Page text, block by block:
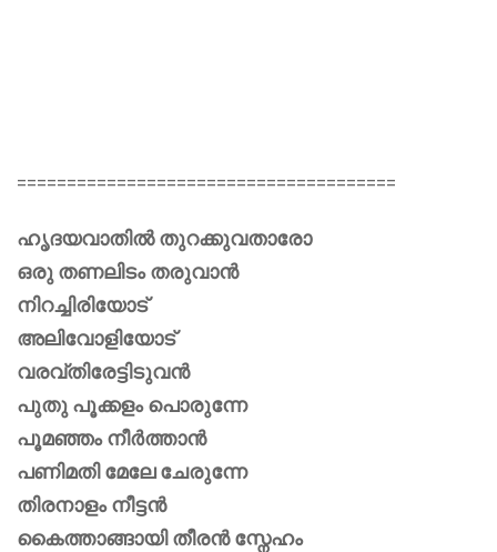
======================================
ഹൃദയവാതിൽ തുറക്കുവതാരോ
ഒരു തണലിടം തരുവാൻ
നിറച്ചിരിയോട്
അലിവോളിയോട്
വരവ്തിരേട്ടിടുവൻ
പുതു പൂക്കളം പൊരുന്നേ
പൂമഞ്ഞം നീർത്താൻ
പണിമതി മേലേ ചേരുന്നേ
തിരനാളം നീട്ടൻ
കൈത്താങ്ങായി തീരൻ സ്നേഹം